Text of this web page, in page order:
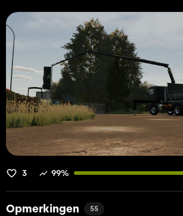
3 99%
Opmerkingen 55